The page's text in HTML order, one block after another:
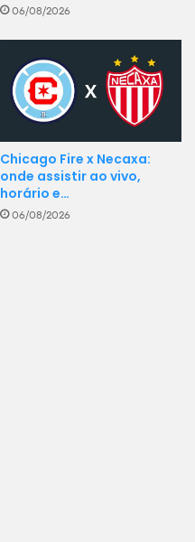
06/08/2026
Chicago Fire x Necaxa:
onde assistir ao vivo,
horário e…
06/08/2026